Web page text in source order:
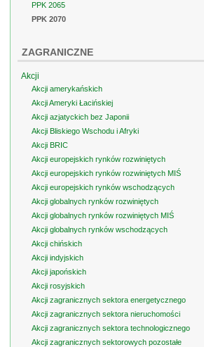
PPK 2065
PPK 2070
ZAGRANICZNE
Akcji
Akcji amerykańskich
Akcji Ameryki Łacińskiej
Akcji azjatyckich bez Japonii
Akcji Bliskiego Wschodu i Afryki
Akcji BRIC
Akcji europejskich rynków rozwiniętych
Akcji europejskich rynków rozwiniętych MIŚ
Akcji europejskich rynków wschodzących
Akcji globalnych rynków rozwiniętych
Akcji globalnych rynków rozwiniętych MIŚ
Akcji globalnych rynków wschodzących
Akcji chińskich
Akcji indyjskich
Akcji japońskich
Akcji rosyjskich
Akcji zagranicznych sektora energetycznego
Akcji zagranicznych sektora nieruchomości
Akcji zagranicznych sektora technologicznego
Akcji zagranicznych sektorowych pozostałe